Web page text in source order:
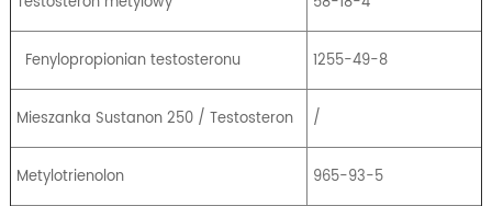
Fenylopropionian testosteronu 1255-49-8
Mieszanka Sustanon 250 / Testosteron /
Metylotrienolon 965-93-5